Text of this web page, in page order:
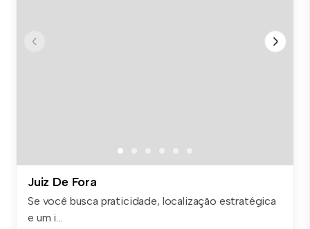
Juiz De Fora
Se você busca praticidade, localização estratégica
e um i...